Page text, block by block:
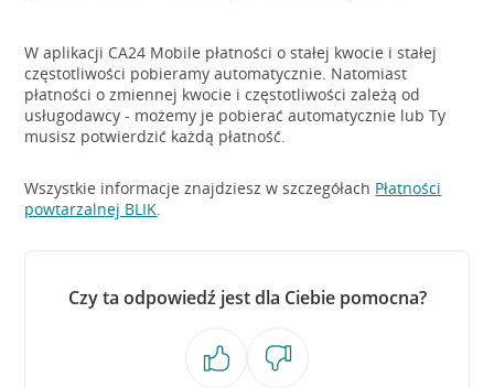
W aplikacji CA24 Mobile płatności o stałej kwocie i stałej
częstotliwości pobieramy automatycznie. Natomiast
płatności o zmiennej kwocie i częstotliwości zależą od
usługodawcy - możemy je pobierać automatycznie lub Ty
musisz potwierdzić każdą płatność.
Wszystkie informacje znajdziesz w szczegółach Płatności
powtarzalnej BLIK.
Czy ta odpowiedź jest dla Ciebie pomocna?